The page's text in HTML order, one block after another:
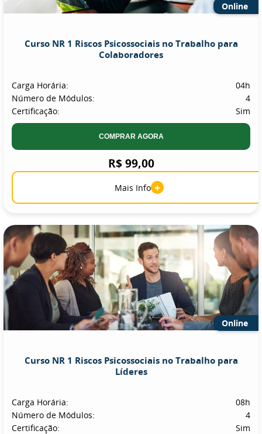
Online
Curso NR 1 Riscos Psicossociais no Trabalho para
Colaboradores
Carga Horária:
04h
Número de Módulos:
4
Certificação:
Sim
COMPRAR AGORA
R$ 99,00
Mais Info +
Online
Curso NR 1 Riscos Psicossociais no Trabalho para
Líderes
Carga Horária:
08h
Número de Módulos:
4
Certificação:
Sim